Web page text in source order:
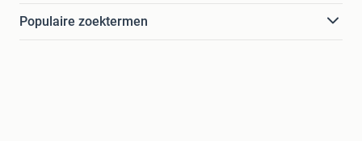
Populaire zoektermen